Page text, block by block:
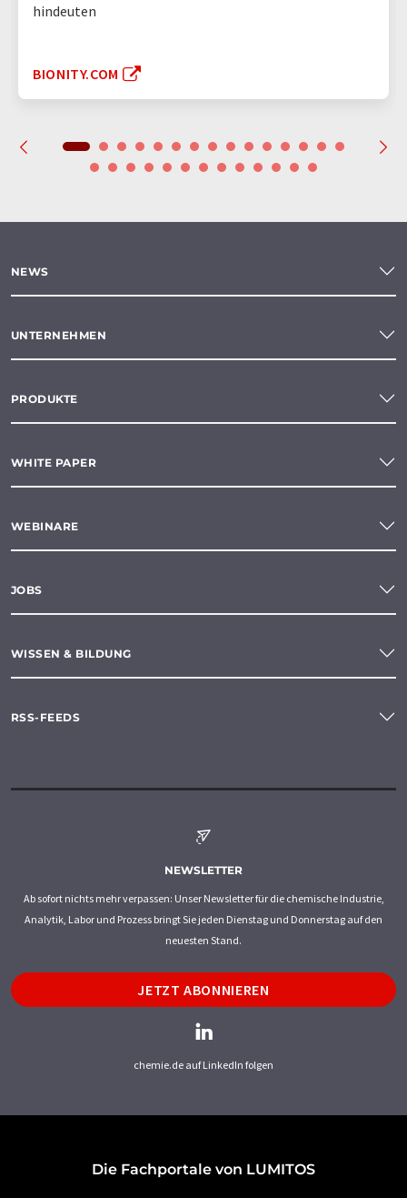
hindeuten
BIONITY.COM
NEWS
UNTERNEHMEN
PRODUKTE
WHITE PAPER
WEBINARE
JOBS
WISSEN & BILDUNG
RSS-FEEDS
NEWSLETTER
Ab sofort nichts mehr verpassen: Unser Newsletter für die chemische Industrie,
Analytik, Labor und Prozess bringt Sie jeden Dienstag und Donnerstag auf den
neuesten Stand.
JETZT ABONNIEREN
chemie.de auf LinkedIn folgen
Die Fachportale von LUMITOS